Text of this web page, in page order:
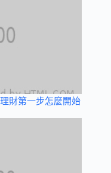
財第一步怎麼開始